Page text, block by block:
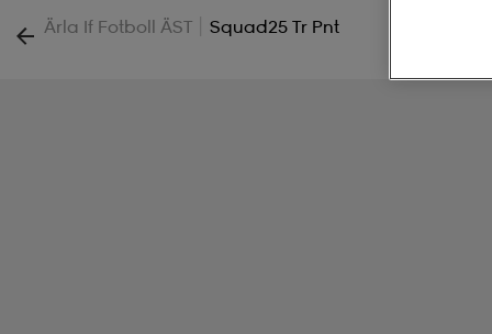
Ärla If Fotboll ÄST | Squad25 Tr Pnt